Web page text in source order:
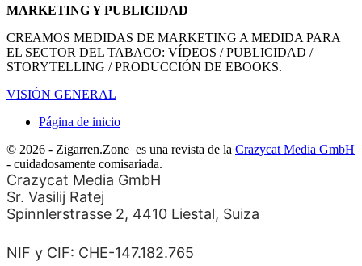
MARKETING Y PUBLICIDAD
CREAMOS MEDIDAS DE MARKETING A MEDIDA PARA
EL SECTOR DEL TABACO: VÍDEOS / PUBLICIDAD /
STORYTELLING / PRODUCCIÓN DE EBOOKS.
VISIÓN GENERAL
Página de inicio
© 2026 - Zigarren.Zone es una revista de la Crazycat Media GmbH
- cuidadosamente comisariada.
Crazycat Media GmbH
Sr. Vasilij Ratej
Spinnlerstrasse 2, 4410 Liestal, Suiza
NIF y CIF: CHE-147.182.765